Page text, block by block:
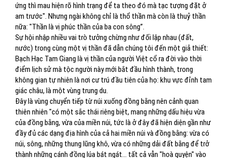
ứng thì mau hiện rõ hình trạng để ta theo đó mà tạc tượng đặt ở
am trước". Nhưng ngài không chỉ là thổ thần mà còn là thuỷ thần
nữa: "Thần là vị phúc thần của ba con sông”.
Sự hội nhập nhiều vai trò tưởng chừng như đối lập nhau (đất,
nước) trong cùng một vị thần đã dẫn chúng tôi đến một giả thiết:
Bạch Hạc Tam Giang là vị thần của người Việt cổ ra đời vào thời
điểm lịch sử mà tộc người này mới bắt đầu hình thành, trong
không gian tự nhiên là nơi cư trú đầu tiên của họ: khu vực đỉnh tam
giác châu, là một vùng trung du.
Đây là vùng chuyển tiếp từ núi xuống đồng bằng nên cảnh quan
thiên nhiên "có một sắc thái riêng biệt, mang những dấu hiệu vừa
của đồng bằng, vừa của miền núi, tức là ở đây đã hiện diện gần như
đầy đủ các dạng địa hình của cả hai miền núi và đồng bằng: vừa có
núi, sông, những thung lũng khô, vừa có những dải đất bằng để trở
thành những cánh đồng lúa bát ngát... tất cả vẫn "hoà quyện" vào